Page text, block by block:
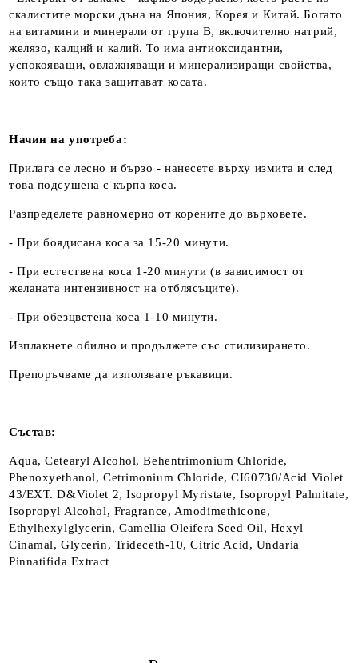
скалистите морски дъна на Япония, Корея и Китай. Богато
на витамини и минерали от група В, включително натрий,
желязо, калций и калий. То има антиоксидантни,
успокояващи, овлажняващи и минерализиращи свойства,
които също така защитават косата.
Начин на употреба:
Прилага се лесно и бързо - нанесете върху измита и след
това подсушена с кърпа коса.
Разпределете равномерно от корените до върховете.
- При боядисана коса за 15-20 минути.
- При естествена коса 1-20 минути (в зависимост от
желаната интензивност на отблясъците).
- При обезцветена коса 1-10 минути.
Изплакнете обилно и продължете със стилизирането.
Препоръчваме да използвате ръкавици.
Състав:
Aqua, Cetearyl Alcohol, Behentrimonium Chloride,
Phenoxyethanol, Cetrimonium Chloride, CI60730/Acid Violet
43/EXT. D&Violet 2, Isopropyl Myristate, Isopropyl Palmitate,
Isopropyl Alcohol, Fragrance, Amodimethicone,
Ethylhexylglycerin, Camellia Oleifera Seed Oil, Hexyl
Cinamal, Glycerin, Trideceth-10, Citric Acid, Undaria
Pinnatifida Extract